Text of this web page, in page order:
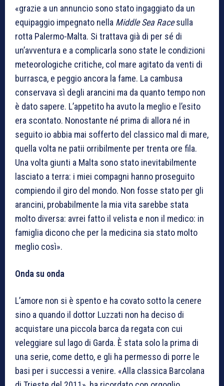
«grazie a un annuncio sono stato ingaggiato da un
equipaggio impegnato nella Middle Sea Racesulla
rotta Palermo-Malta. Si trattava già di per sé di
un’avventura e a complicarla sono state le condizioni
meteorologiche critiche, col mare agitato da venti di
burrasca, e peggio ancora la fame. La cambusa
conservava sì degli arancini ma da quanto tempo non
è dato sapere. L’appetito ha avuto la meglio e l’esito
era scontato. Nonostante né prima di allora né in
seguito io abbia mai sofferto del classico mal di mare,
quella volta ne patii orribilmente per trenta ore fila.
Una volta giunti a Malta sono stato inevitabilmente
lasciato a terra: i miei compagni hanno proseguito
compiendo il giro del mondo. Non fosse stato per gli
arancini, probabilmente la mia vita sarebbe stata
molto diversa: avrei fatto il velista e non il medico: in
famiglia dicono che per la medicina sia stato molto
meglio così».
Onda su onda
L’amore non si è spento e ha covato sotto la cenere
sino a quando il dottor Luzzati non ha deciso di
acquistare una piccola barca da regata con cui
veleggiare sul lago di Garda. È stata solo la prima di
una serie, come detto, e gli ha permesso di porre le
basi per i successi a venire. «Alla classica Barcolana